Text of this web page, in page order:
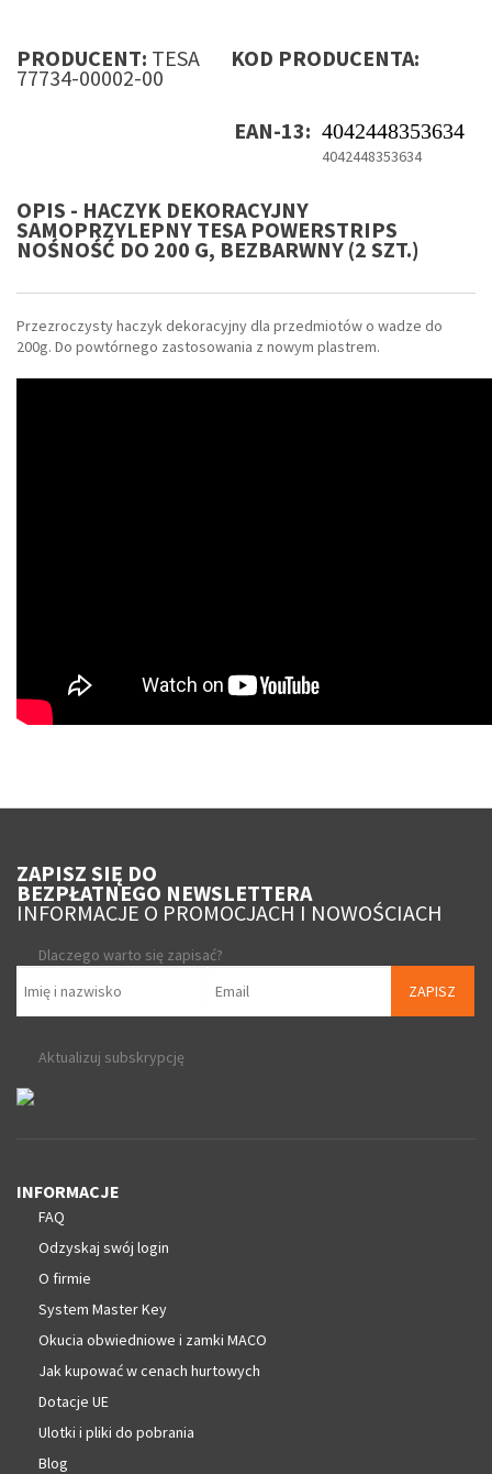
PRODUCENT: TESA KOD PRODUCENTA:
77734-00002-00
EAN-13: 4042448353634
4042448353634
OPIS - HACZYK DEKORACYJNY
SAMOPRZYLEPNY TESA POWERSTRIPS
NOŚNOŚĆ DO 200 G, BEZBARWNY (2 SZT.)
Przezroczysty haczyk dekoracyjny dla przedmiotów o wadze do
200g. Do powtórnego zastosowania z nowym plastrem.
ZAPISZ SIĘ DO
BEZPŁATNEGO NEWSLETTERA
INFORMACJE O PROMOCJACH I NOWOŚCIACH
Dlaczego warto się zapisać?
ZAPISZ
Aktualizuj subskrypcję
INFORMACJE
FAQ
Odzyskaj swój login
O firmie
System Master Key
Okucia obwiedniowe i zamki MACO
Jak kupować w cenach hurtowych
Dotacje UE
Ulotki i pliki do pobrania
Blog